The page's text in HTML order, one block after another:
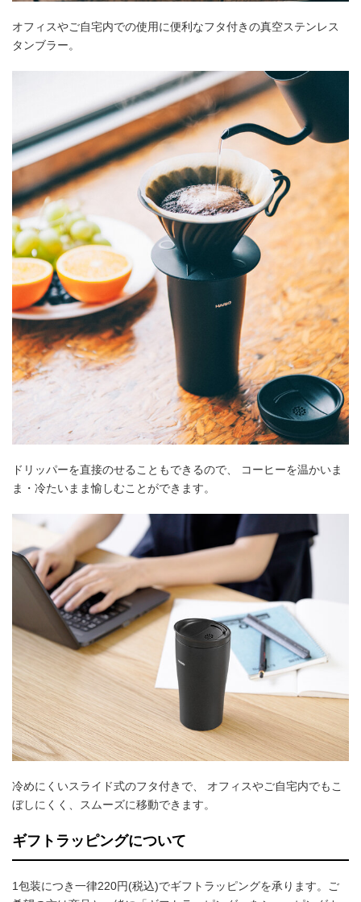
オフィスやご自宅内での使用に便利なフタ付きの真空ステンレス
タンブラー。
ドリッパーを直接のせることもできるので、 コーヒーを温かいま
ま・冷たいまま愉しむことができます。
冷めにくいスライド式のフタ付きで、 オフィスやご自宅内でもこ
ぼしにくく、スムーズに移動できます。
ギフトラッピングについて
1包装につき一律220円(税込)でギフトラッピングを承ります。ご